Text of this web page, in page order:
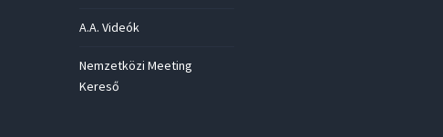
A.A. Videók
Nemzetközi Meeting
Kereső